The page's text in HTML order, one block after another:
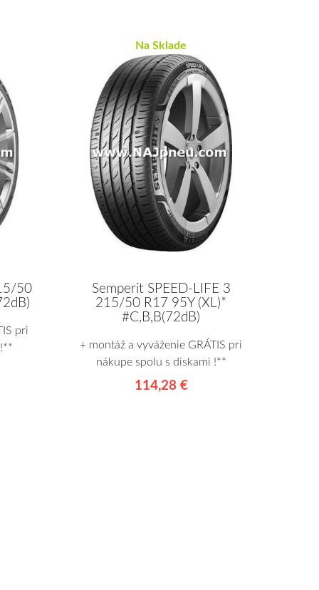
50
pri
Na Sklade
Semperit SPEED-LIFE 3
215/50 R17 95Y (XL)*
#C,B,B(72dB)
+ montáž a vyváženie GRÁTIS pri
nákupe spolu s diskami !**
114,28 €